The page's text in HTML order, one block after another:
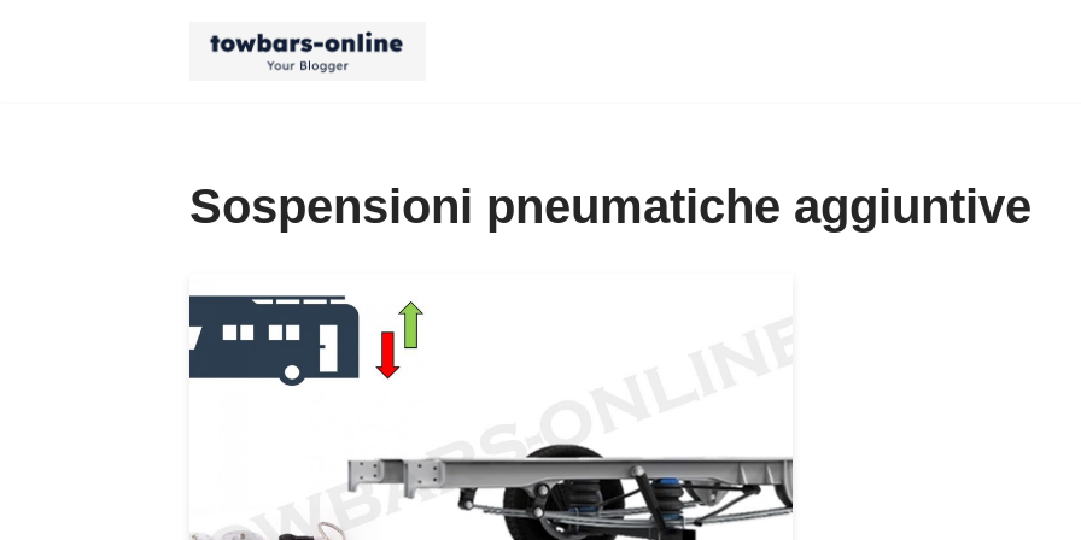
Sospensioni pneumatiche aggiuntive